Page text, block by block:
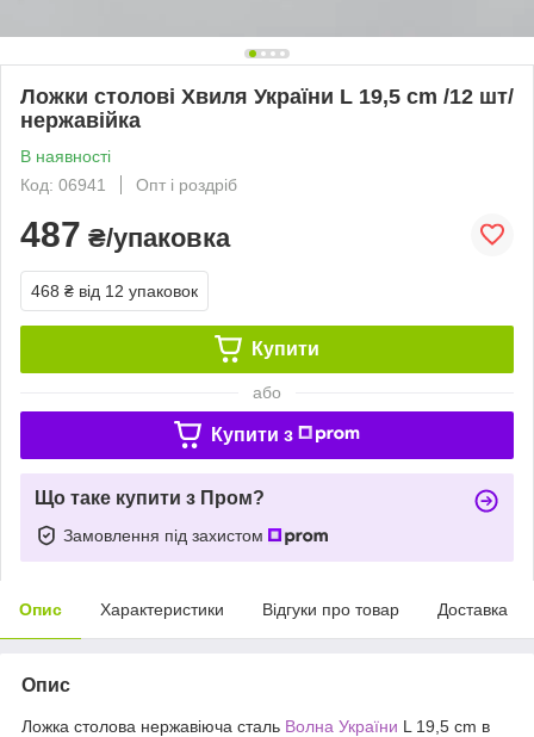
Ложки столові Хвиля України L 19,5 cm /12 шт/
нержавійка
В наявності
Код: 06941
Опт і роздріб
487 ₴/упаковка
468 ₴ від 12 упаковок
Купити
або
Купити з
Що таке купити з Пром?
Замовлення під захистом
Опис Характеристики Відгуки про товар Доставка
Опис
Ложка столова нержавіюча сталь Волна України L 19,5 cm в